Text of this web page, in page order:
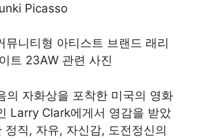
Picasso
의 자화상을 포착한 미국의 영화
Larry Clark에게서 영감을 받았
정직, 자유, 자신감, 도전정신의